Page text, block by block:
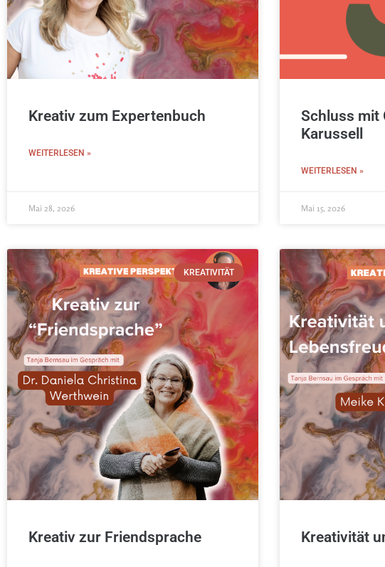
Kreativ zum Expertenbuch
WEITERLESEN »
Mai 28, 2026
Schluss mit
Karussell
WEITERLESEN »
Mai 15, 2026
KREATIVITÄT
Kreativ zur Friendsprache Kreativität